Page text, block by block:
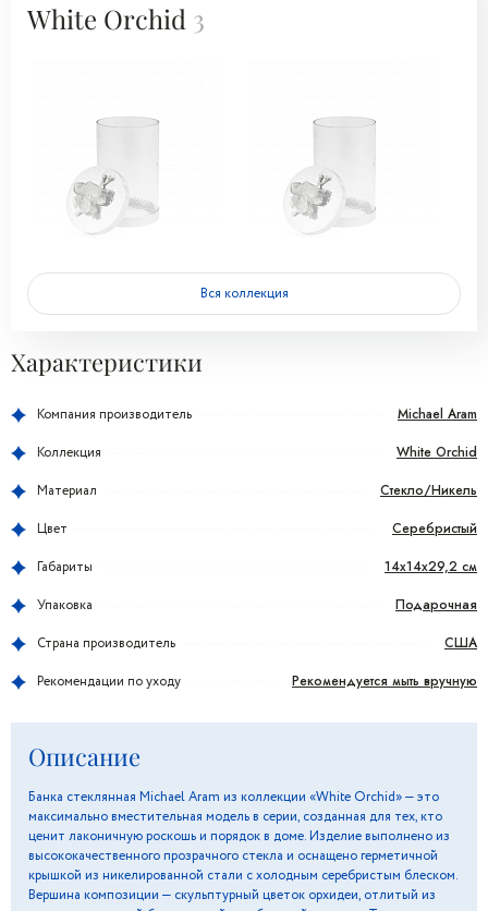
White Orchid 3
Вся коллекция
Характеристики
Компания производитель Michael Aram
Коллекция White Orchid
Материал Стекло/Никель
Цвет Серебристый
Габариты 14x14x29,2 см
Упаковка Подарочная
Страна производитель США
Рекомендации по уходу Рекомендуется мыть вручную
Описание
Банка стеклянная Michael Aram из коллекции «White Orchid» — это
максимально вместительная модель в серии, созданная для тех, кто
ценит лаконичную роскошь и порядок в доме. Изделие выполнено из
высококачественного прозрачного стекла и оснащено герметичной
крышкой из никелированной стали с холодным серебристым блеском.
Вершина композиции — скульптурный цветок орхидеи, отлитый из